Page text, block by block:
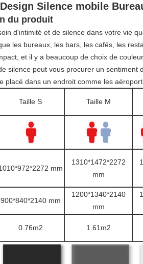
Silence mobile
du produit
d'intimité et de silence dans votre vie
les bureaux, les bars, les cafés, les
et il y a beaucoup de choix de
silence peut vous procurer un
placé dans un endroit comme les
Taille S Taille M
mm
1310*1472*2272
mm
900*840*2140 mm
1200*1340*2140
mm
0.76m2 1.61m2